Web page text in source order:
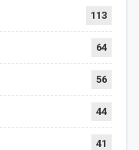
113
64
56
44
41